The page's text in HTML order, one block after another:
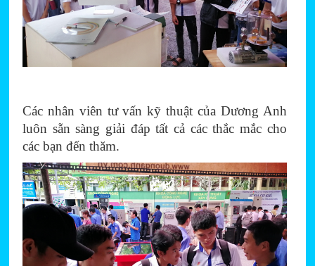
Các nhân viên tư vấn kỹ thuật của Dương Anh
luôn sẵn sàng giải đáp tất cả các thắc mắc cho
các bạn đến thăm.